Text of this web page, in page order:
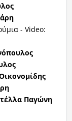
- Video:
Παγώνη